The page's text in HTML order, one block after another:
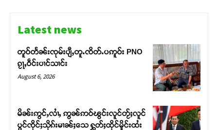
Latest news
တူဝ်တႅၼ်းၸုမ်းပျီႇတူႉၸိတ်ႉပဢူဝ်း PNO
ၵႂႃႇဝဵင်းပၢင်သၢင်း
August 6, 2026
မိၼ်းဢွင်ႇလၢႆႇ ဢွၼ်ဢဝ်ၽွင်းလူင်တႂ်ႈလူင်
ပွင်ၸိုင်ႈသိုၵ်းမၢၼ်ႈသေ ႁွတ်ႈထိုင်မိူင်းထႆး